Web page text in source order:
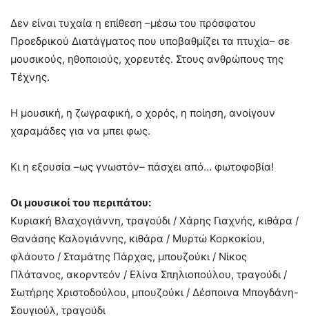
Δεν είναι τυχαία η επίθεση –μέσω του πρόσφατου
Προεδρικού Διατάγματος που υποβαθμίζει τα πτυχία– σε
μουσικούς, ηθοποιούς, χορευτές. Στους ανθρώπους της
Τέχνης.
Η μουσική, η ζωγραφική, ο χορός, η ποίηση, ανοίγουν
χαραμάδες για να μπει φως.
Κι η εξουσία –ως γνωστόν– πάσχει από… φωτοφοβία!
Οι μουσικοί του περιπάτου:
Κυριακή Βλαχογιάννη, τραγούδι / Χάρης Γιαχνής, κιθάρα /
Θανάσης Καλογιάννης, κιθάρα / Μυρτώ Κορκοκίου,
φλάουτο / Σταμάτης Πάρχας, μπουζούκι / Νίκος
Πλάτανος, ακορντεόν / Ελίνα Σπηλιοπούλου, τραγούδι /
Σωτήρης Χριστοδούλου, μπουζούκι / Δέσποινα Μπογδάνη-
Σουγιούλ, τραγούδι